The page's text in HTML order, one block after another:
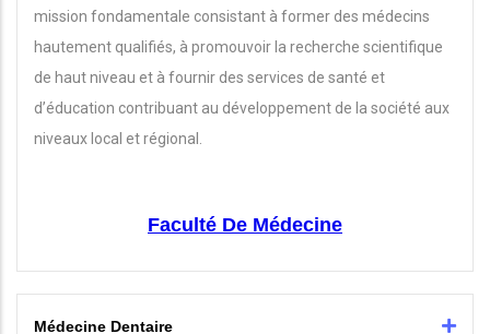
mission fondamentale consistant à former des médecins
hautement qualifiés, à promouvoir la recherche scientifique
de haut niveau et à fournir des services de santé et
d’éducation contribuant au développement de la société aux
niveaux local et régional.
Faculté De Médecine
Médecine Dentaire